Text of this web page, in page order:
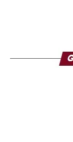
Malgré ces
restent